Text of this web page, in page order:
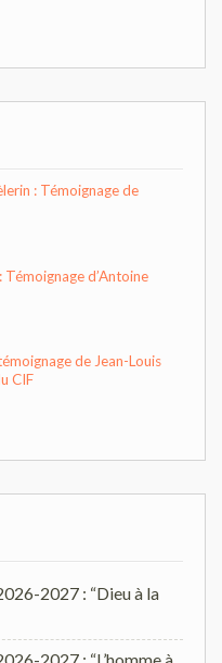
: Témoignage de
Témoignage d’Antoine
de Jean-Louis
CIF
2027 : “Dieu à la
2027 : “L’homme à